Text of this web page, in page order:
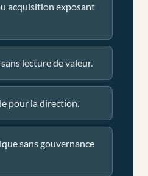
acquisition exposant
lecture de valeur.
pour la direction.
sans gouvernance